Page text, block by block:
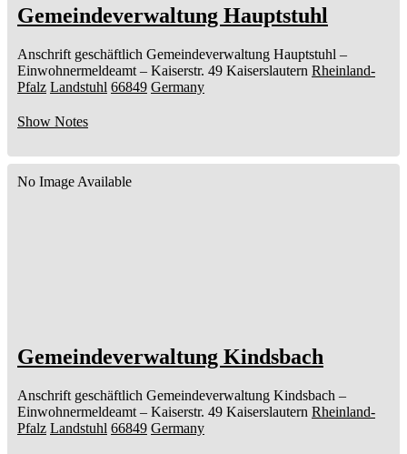
Gemeindeverwaltung Hauptstuhl
Anschrift geschäftlich Gemeindeverwaltung Hauptstuhl –
Einwohnermeldeamt – Kaiserstr. 49 Kaiserslautern Rheinland-
Pfalz Landstuhl 66849 Germany
Show Notes
No Image Available
Gemeindeverwaltung Kindsbach
Anschrift geschäftlich Gemeindeverwaltung Kindsbach –
Einwohnermeldeamt – Kaiserstr. 49 Kaiserslautern Rheinland-
Pfalz Landstuhl 66849 Germany